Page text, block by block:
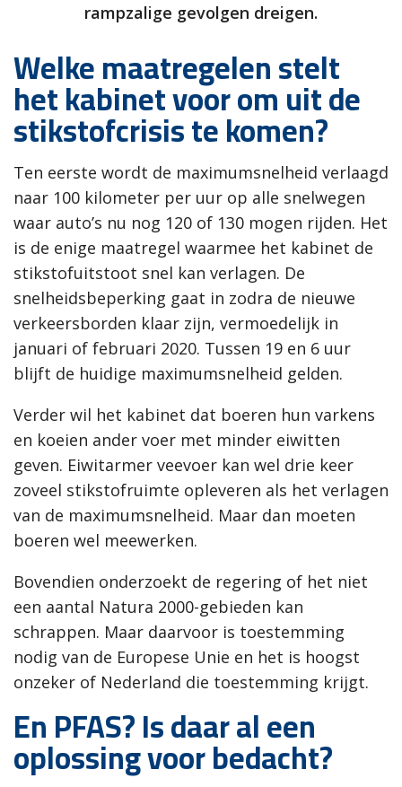
rampzalige gevolgen dreigen.
Welke maatregelen stelt
het kabinet voor om uit de
stikstofcrisis te komen?
Ten eerste wordt de maximumsnelheid verlaagd
naar 100 kilometer per uur op alle snelwegen
waar auto’s nu nog 120 of 130 mogen rijden. Het
is de enige maatregel waarmee het kabinet de
stikstofuitstoot snel kan verlagen. De
snelheidsbeperking gaat in zodra de nieuwe
verkeersborden klaar zijn, vermoedelijk in
januari of februari 2020. Tussen 19 en 6 uur
blijft de huidige maximumsnelheid gelden.
Verder wil het kabinet dat boeren hun varkens
en koeien ander voer met minder eiwitten
geven. Eiwitarmer veevoer kan wel drie keer
zoveel stikstofruimte opleveren als het verlagen
van de maximumsnelheid. Maar dan moeten
boeren wel meewerken.
Bovendien onderzoekt de regering of het niet
een aantal Natura 2000-gebieden kan
schrappen. Maar daarvoor is toestemming
nodig van de Europese Unie en het is hoogst
onzeker of Nederland die toestemming krijgt.
En PFAS? Is daar al een
oplossing voor bedacht?